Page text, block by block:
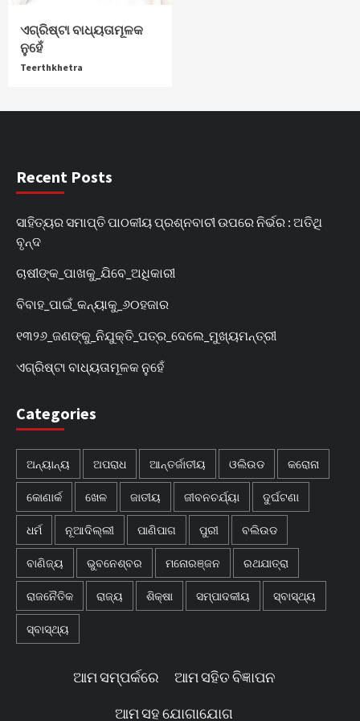
ଏଗ୍ରିଷ୍ଟା ବାଧ୍ୟତାମୂଳକ
ନୁହେଁ
Teerthkhetra
Recent Posts
ସାହିତ୍ୟର ସମାପ୍ତି ପାଠକୀୟ ପ୍ରଶ୍ନବାଚୀ ଉପରେ ନିର୍ଭର : ଅତିଥି
ବୃନ୍ଦ
ଚାଷୀଙ୍କ_ପାଖକୁ_ଯିବେ_ଅଧିକାରୀ
ବିବାହ_ପାଇଁ_କନ୍ୟାକୁ_୬୦ହଜାର
୧୩୨୬_ଜଣଙ୍କୁ_ନିଯୁକ୍ତି_ପତ୍ର_ଦେଲେ_ମୁଖ୍ୟମନ୍ତ୍ରୀ
ଏଗ୍ରିଷ୍ଟା ବାଧ୍ୟତାମୂଳକ ନୁହେଁ
Categories
ଅନ୍ୟାନ୍ୟ ଅପରାଧ ଆନ୍ତର୍ଜାତୀୟ ଓଲିଉଡ କରୋନା
କୋଣାର୍କ ଖେଳ ଜାତୀୟ ଜୀବନଚର୍ଯ୍ୟା ଦୁର୍ଘଟଣା
ଧର୍ମ ନୂଆଦିଲ୍ଲୀ ପାଣିପାଗ ପୁରୀ ବଲିଉଡ
ବାଣିଜ୍ୟ ଭୁବନେଶ୍ବର ମନୋରଞ୍ଜନ ରଥଯାତ୍ରା
ରାଜନୈତିକ ରାଜ୍ୟ ଶିକ୍ଷା ସମ୍ପାଦକୀୟ ସ୍ବାସ୍ଥ୍ୟ
ସ୍ବାସ୍ଥ୍ୟ
ଆମ ସମ୍ପର୍କରେ ଆମ ସହିତ ବିଜ୍ଞାପନ
ଆମ ସହ ଯୋଗାଯୋଗ